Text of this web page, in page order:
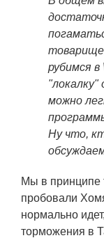
рубимся в
"локалку"
можно
Ну что,
Мы в принципе
пробовали
нормально
торможения в